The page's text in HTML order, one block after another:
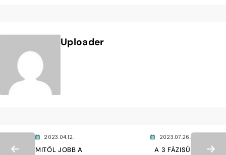
Uploader
2023.04.12.
MITŐL JOBB A
2023.07.26.
A 3 FÁZISÚ